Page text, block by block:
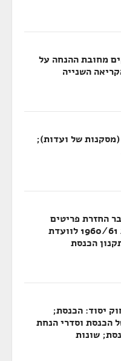
מחובת ההנחה על
השנייה
(מסקנות של ועדות);
החזרת פריטים
מסוימים מחוק התקציב לשנת 1960/61 לוועדת
תקנה לפי סעיף 40 לחוק יסוד: הכנסת;
הכנסת וסדרי הנחת
שונות